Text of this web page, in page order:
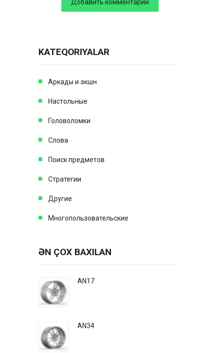
KATEQORIYALAR
Аркады и экшн
Настольные
Головоломки
Слова
Поиск предметов
Стратегии
Другие
Многопользовательские
ƏN ÇOX BAXILAN
AN17
AN34